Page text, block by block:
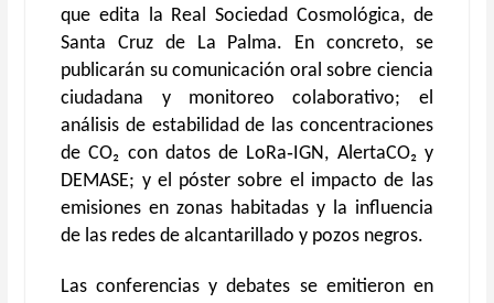
que edita la Real Sociedad Cosmológica, de
Santa Cruz de La Palma. En concreto, se
publicarán sucomunicación oral sobre ciencia
ciudadana y monitoreo colaborativo; el
análisis de estabilidad de las concentraciones
de CO₂ con datos de LoRa‑IGN, AlertaCO₂ y
DEMASE; y el póster sobre el impacto de las
emisiones en zonas habitadas y la influencia
de las redes de alcantarillado y pozos negros.
Las conferencias y debates se emitieron en